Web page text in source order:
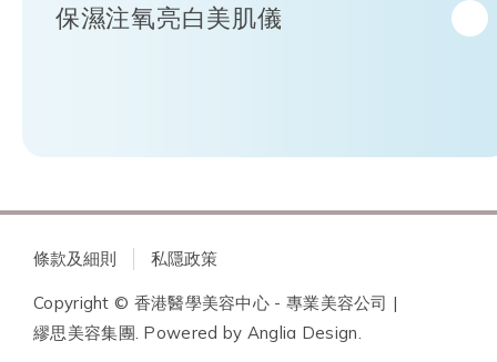
保濕注氧亮白美肌儀
條款及細則 私隱政策
Copyright © 香港醫學美容中心 - 專業美容公司 |
繆思美容集團. Powered by Anglia Design.